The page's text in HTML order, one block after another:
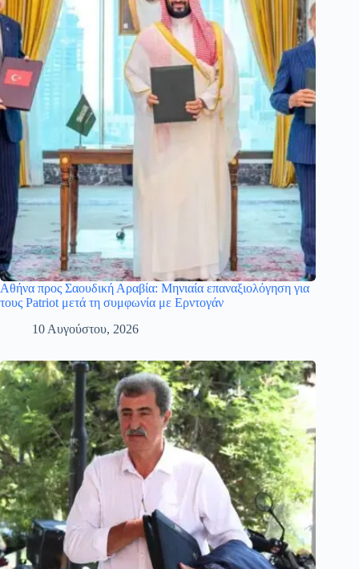
Αθήνα προς Σαουδική Αραβία: Μηνιαία επαναξιολόγηση για
τους Patriot μετά τη συμφωνία με Ερντογάν
10 Αυγούστου, 2026